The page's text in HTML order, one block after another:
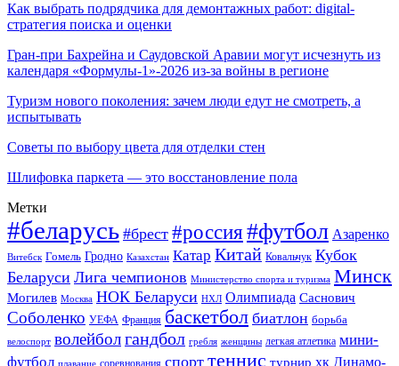
Как выбрать подрядчика для демонтажных работ: digital-
стратегия поиска и оценки
Гран-при Бахрейна и Саудовской Аравии могут исчезнуть из
календаря «Формулы-1»-2026 из-за войны в регионе
Туризм нового поколения: зачем люди едут не смотреть, а
испытывать
Советы по выбору цвета для отделки стен
Шлифовка паркета — это восстановление пола
Метки
#беларусь #брест #россия#футбол Азаренко
Витебск Гомель Гродно Казахстан Катар Китай Ковальчук Кубок
Беларуси Лига чемпионов Министерство спорта и туризма Минск
Могилев Москва НОК Беларуси НХЛ Олимпиада Саснович
Соболенко УЕФА Франция баскетбол биатлон борьба
велоспорт волейболгандбол гребля женщины легкая атлетика мини-
футбол плавание соревнования спорт теннис турнир хк Динамо-